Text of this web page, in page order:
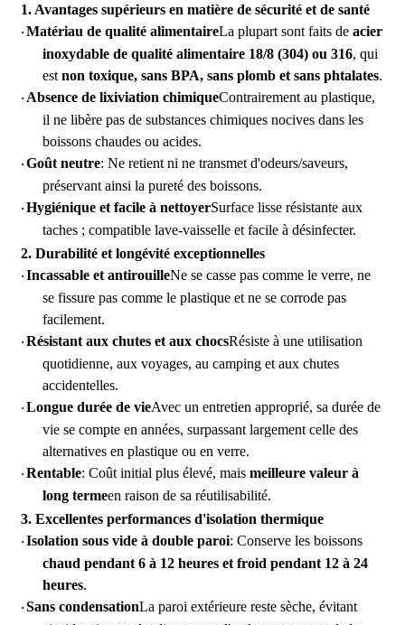
1. Avantages supérieurs en matière de sécurité et de santé
· Matériau de qualité alimentaireLa plupart sont faits de acier
inoxydable de qualité alimentaire 18/8 (304) ou 316, qui
est non toxique, sans BPA, sans plomb et sans phtalates.
· Absence de lixiviation chimiqueContrairement au plastique,
il ne libère pas de substances chimiques nocives dans les
boissons chaudes ou acides.
· Goût neutre: Ne retient ni ne transmet d'odeurs/saveurs,
préservant ainsi la pureté des boissons.
· Hygiénique et facile à nettoyerSurface lisse résistante aux
taches ; compatible lave-vaisselle et facile à désinfecter.
2. Durabilité et longévité exceptionnelles
· Incassable et antirouilleNe se casse pas comme le verre, ne
se fissure pas comme le plastique et ne se corrode pas
facilement.
· Résistant aux chutes et aux chocsRésiste à une utilisation
quotidienne, aux voyages, au camping et aux chutes
accidentelles.
· Longue durée de vieAvec un entretien approprié, sa durée de
vie se compte en années, surpassant largement celle des
alternatives en plastique ou en verre.
· Rentable: Coût initial plus élevé, mais meilleure valeur à
long termeen raison de sa réutilisabilité.
3. Excellentes performances d'isolation thermique
· Isolation sous vide à double paroi: Conserve les boissons
chaud pendant 6 à 12 heures et froid pendant 12 à 24
heures.
· Sans condensationLa paroi extérieure reste sèche, évitant